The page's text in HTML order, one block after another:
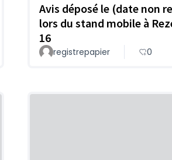
Avis déposé le (date non
lors du stand mobile à
16
registrepapier 0